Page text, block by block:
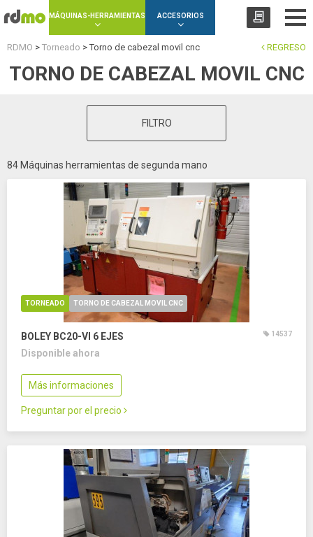
MÁQUINAS-HERRAMIENTAS ACCESORIOS
REGRESO
RDMO > Torneado >Torno de cabezal movil cnc
TORNO DE CABEZAL MOVIL CNC
FILTRO
84 Máquinas herramientas de segunda mano
TORNEADO TORNO DE CABEZAL MOVIL CNC
BOLEY BC20-VI 6 EJES 14537
Disponible ahora
Más informaciones
Preguntar por el precio